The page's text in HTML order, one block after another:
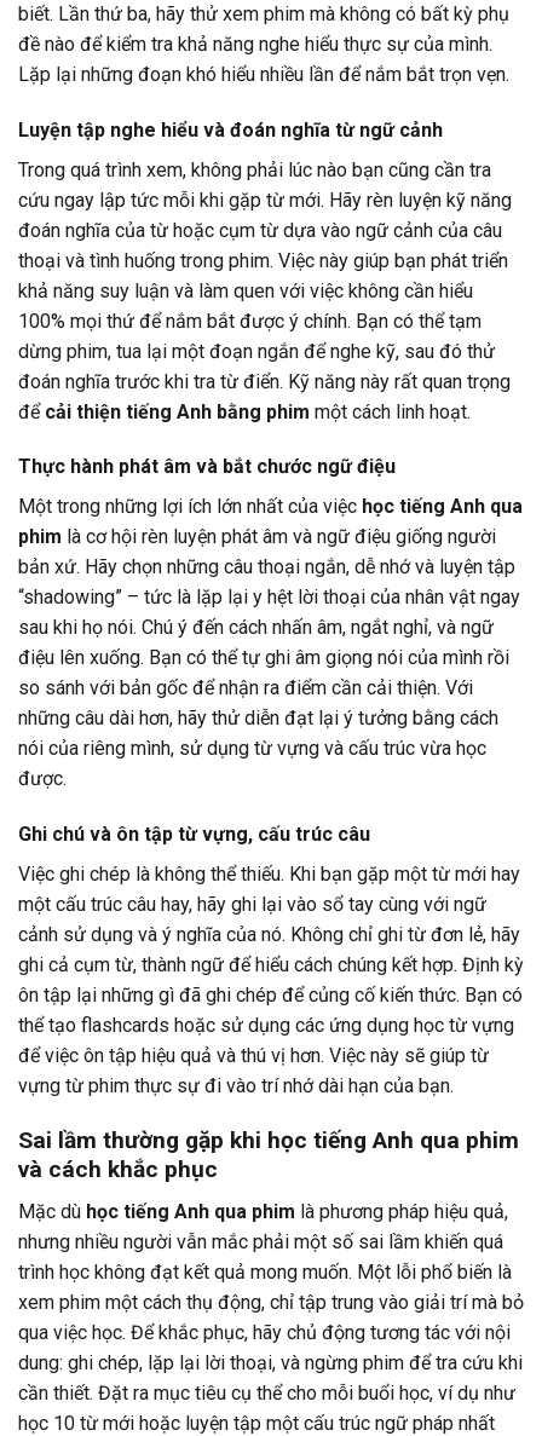
biết. Lần thứ ba, hãy thử xem phim mà không có bất kỳ phụ
đề nào để kiểm tra khả năng nghe hiểu thực sự của mình.
Lặp lại những đoạn khó hiểu nhiều lần để nắm bắt trọn vẹn.
Luyện tập nghe hiểu và đoán nghĩa từ ngữ cảnh
Trong quá trình xem, không phải lúc nào bạn cũng cần tra
cứu ngay lập tức mỗi khi gặp từ mới. Hãy rèn luyện kỹ năng
đoán nghĩa của từ hoặc cụm từ dựa vào ngữ cảnh của câu
thoại và tình huống trong phim. Việc này giúp bạn phát triển
khả năng suy luận và làm quen với việc không cần hiểu
100% mọi thứ để nắm bắt được ý chính. Bạn có thể tạm
dừng phim, tua lại một đoạn ngắn để nghe kỹ, sau đó thử
đoán nghĩa trước khi tra từ điển. Kỹ năng này rất quan trọng
để cải thiện tiếng Anh bằng phim một cách linh hoạt.
Thực hành phát âm và bắt chước ngữ điệu
Một trong những lợi ích lớn nhất của việc học tiếng Anh qua
phim là cơ hội rèn luyện phát âm và ngữ điệu giống người
bản xứ. Hãy chọn những câu thoại ngắn, dễ nhớ và luyện tập
“shadowing” – tức là lặp lại y hệt lời thoại của nhân vật ngay
sau khi họ nói. Chú ý đến cách nhấn âm, ngắt nghỉ, và ngữ
điệu lên xuống. Bạn có thể tự ghi âm giọng nói của mình rồi
so sánh với bản gốc để nhận ra điểm cần cải thiện. Với
những câu dài hơn, hãy thử diễn đạt lại ý tưởng bằng cách
nói của riêng mình, sử dụng từ vựng và cấu trúc vừa học
được.
Ghi chú và ôn tập từ vựng, cấu trúc câu
Việc ghi chép là không thể thiếu. Khi bạn gặp một từ mới hay
một cấu trúc câu hay, hãy ghi lại vào sổ tay cùng với ngữ
cảnh sử dụng và ý nghĩa của nó. Không chỉ ghi từ đơn lẻ, hãy
ghi cả cụm từ, thành ngữ để hiểu cách chúng kết hợp. Định kỳ
ôn tập lại những gì đã ghi chép để củng cố kiến thức. Bạn có
thể tạo flashcards hoặc sử dụng các ứng dụng học từ vựng
để việc ôn tập hiệu quả và thú vị hơn. Việc này sẽ giúp từ
vựng từ phim thực sự đi vào trí nhớ dài hạn của bạn.
Sai lầm thường gặp khi học tiếng Anh qua phim
và cách khắc phục
Mặc dù học tiếng Anh qua phim là phương pháp hiệu quả,
nhưng nhiều người vẫn mắc phải một số sai lầm khiến quá
trình học không đạt kết quả mong muốn. Một lỗi phổ biến là
xem phim một cách thụ động, chỉ tập trung vào giải trí mà bỏ
qua việc học. Để khắc phục, hãy chủ động tương tác với nội
dung: ghi chép, lặp lại lời thoại, và ngừng phim để tra cứu khi
cần thiết. Đặt ra mục tiêu cụ thể cho mỗi buổi học, ví dụ như
học 10 từ mới hoặc luyện tập một cấu trúc ngữ pháp nhất